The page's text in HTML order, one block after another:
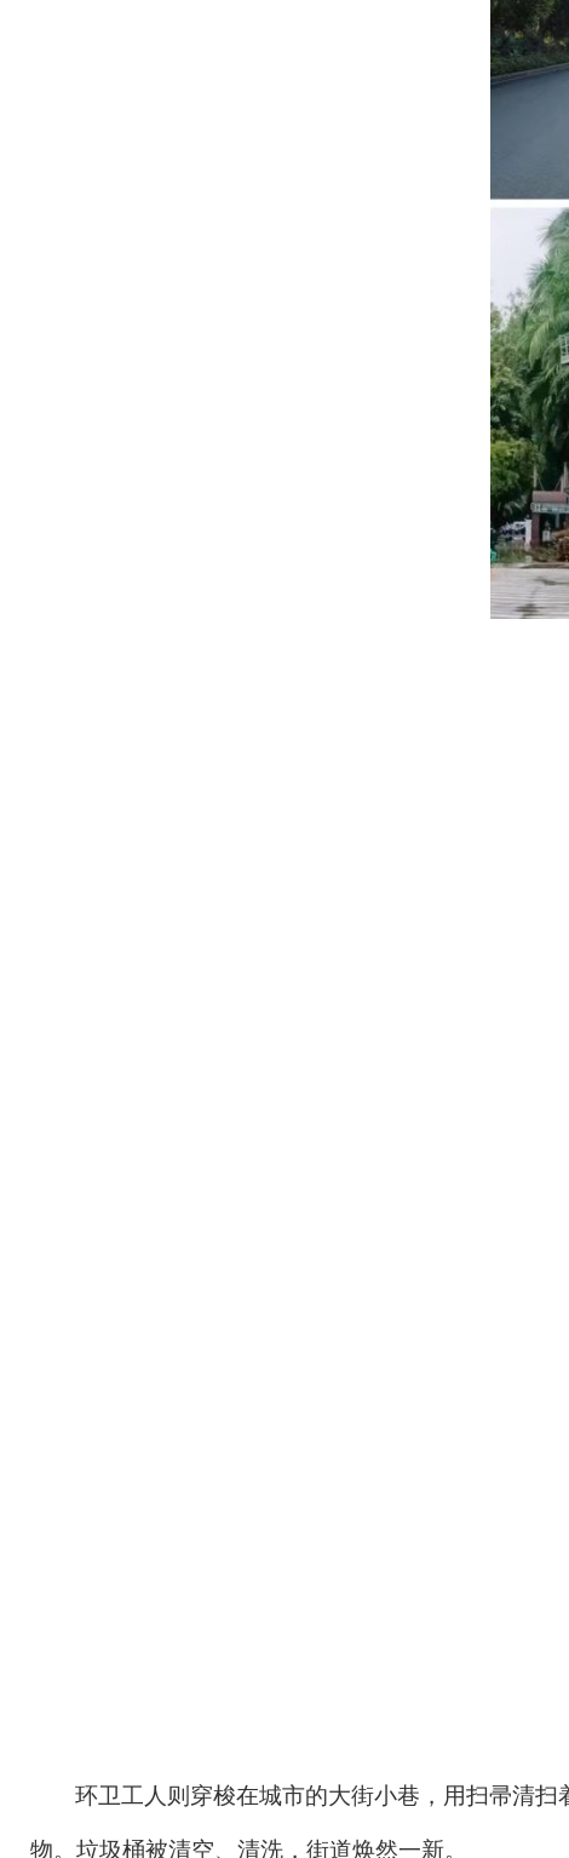
环卫工人则穿梭在城市的大街小巷，用扫帚清
物。垃圾桶被清空、清洗，街道焕然一新。